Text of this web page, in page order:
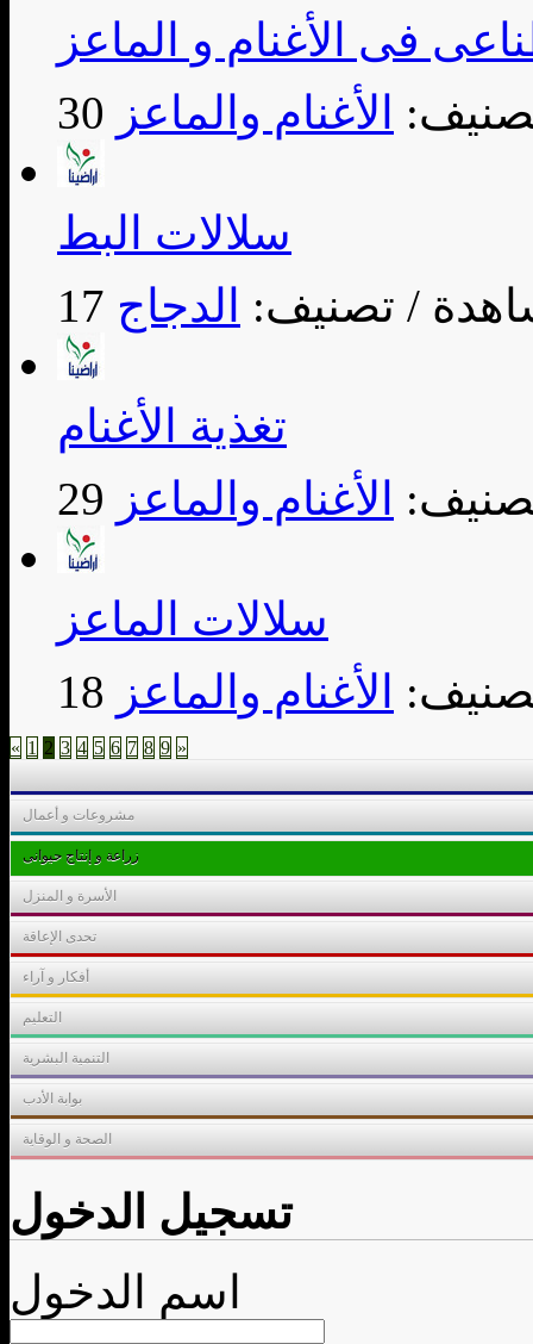
فى الأغنام و الماعز
الأغنام والماعز
سلالات البط
/ تصنيف: الدجاج
تغذية الأغنام
الأغنام والماعز
سلالات الماعز
الأغنام والماعز
« 1 2 3 4 5 6 7 8 9 »
مشروعات و أعمال
زراعة و إنتاج حيوانى
الأسرة و المنزل
تحدى الإعاقة
أفكار و آراء
التعليم
التنمية البشرية
بوابة الأدب
الصحة و الوقاية
تسجيل الدخول
اسم الدخول